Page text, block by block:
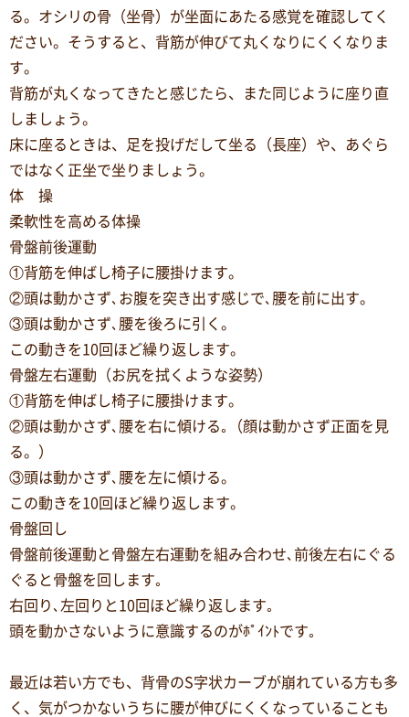
る。オシリの骨（坐骨）が坐面にあたる感覚を確認してく
ださい。そうすると、背筋が伸びて丸くなりにくくなりま
す。
背筋が丸くなってきたと感じたら、また同じように座り直
しましょう。
床に座るときは、足を投げだして坐る（長座）や、あぐら
ではなく正坐で坐りましょう。
体 操
柔軟性を高める体操
骨盤前後運動
①背筋を伸ばし椅子に腰掛けます。
②頭は動かさず､お腹を突き出す感じで､腰を前に出す。
③頭は動かさず､腰を後ろに引く。
この動きを10回ほど繰り返します。
骨盤左右運動（お尻を拭くような姿勢）
①背筋を伸ばし椅子に腰掛けます。
②頭は動かさず､腰を右に傾ける｡（顔は動かさず正面を見
る。）
③頭は動かさず､腰を左に傾ける。
この動きを10回ほど繰り返します。
骨盤回し
骨盤前後運動と骨盤左右運動を組み合わせ､前後左右にぐる
ぐると骨盤を回します｡
右回り､左回りと10回ほど繰り返します｡
頭を動かさないように意識するのがﾎﾟｲﾝﾄです｡
最近は若い方でも、背骨のS字状カーブが崩れている方も多
く、気がつかないうちに腰が伸びにくくなっていることも